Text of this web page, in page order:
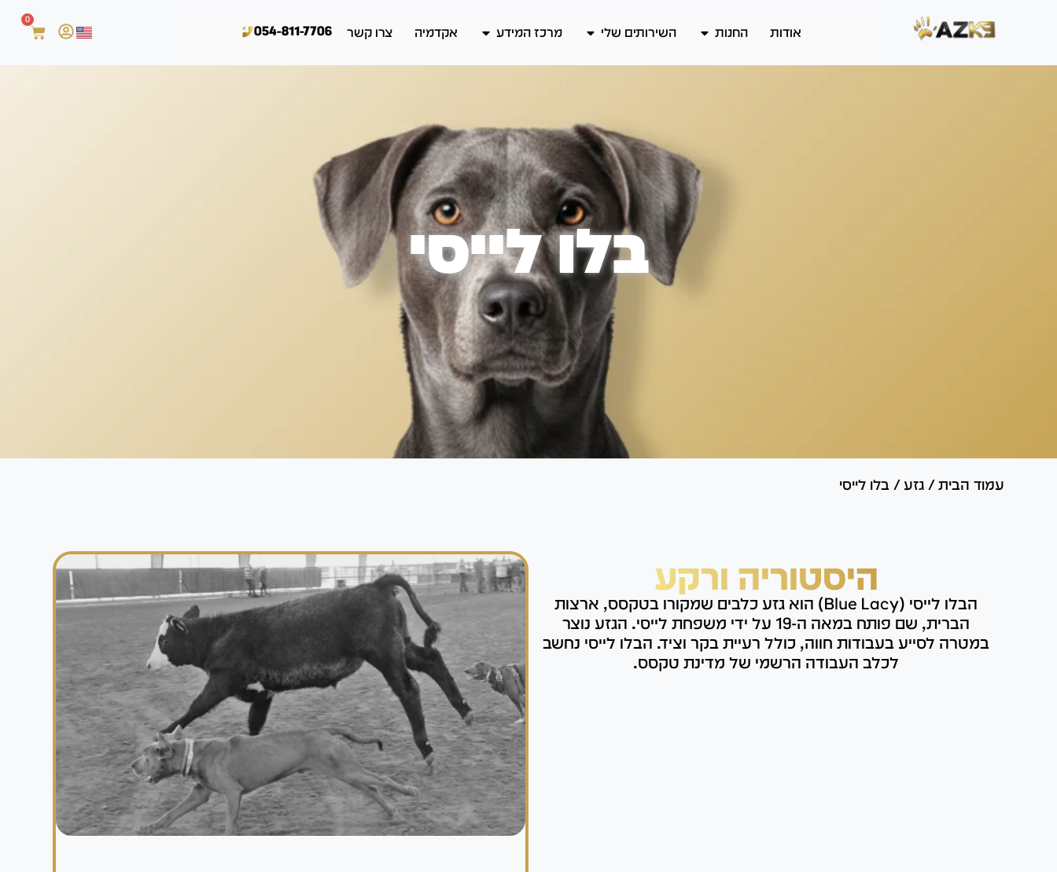
אודות החנות השירותים שלי מרכז המידע אקדמיה צרו קשר 054-811-7706
0
בלו לייסי
עמוד הבית / גזע / בלו לייסי
היסטוריה ורקע
הבלו לייסי (Blue Lacy) הוא גזע כלבים שמקורו בטקסס, ארצות
הברית, שם פותח במאה ה-19 על ידי משפחת לייסי. הגזע נוצר
במטרה לסייע בעבודות חווה, כולל רעיית בקר וציד. הבלו לייסי נחשב
לכלב העבודה הרשמי של מדינת טקסס.